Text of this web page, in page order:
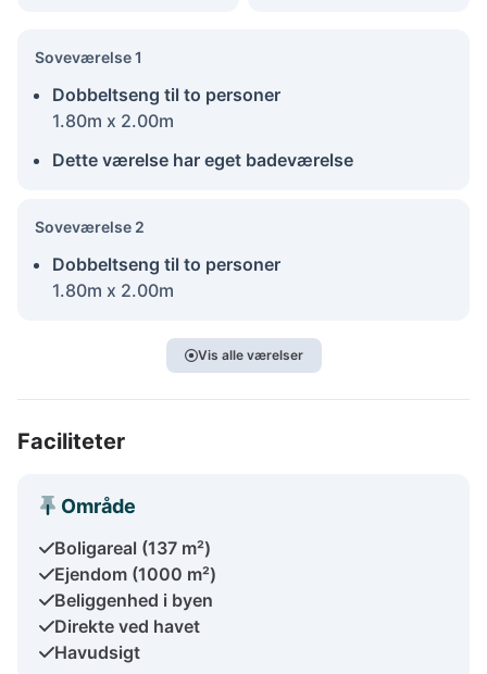
Soveværelse 1
Dobbeltseng til to personer
1.80m x 2.00m
Dette værelse har eget badeværelse
Soveværelse 2
Dobbeltseng til to personer
1.80m x 2.00m
Vis alle værelser
Faciliteter
Område
Boligareal (137 m²)
Ejendom (1000 m²)
Beliggenhed i byen
Direkte ved havet
Havudsigt